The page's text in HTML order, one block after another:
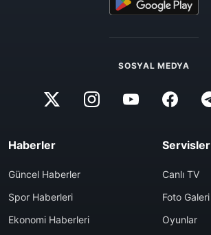
SOSYAL MEDYA
Haberler
Güncel Haberler
Spor Haberleri
Ekonomi Haberleri
Servisler
Canlı TV
Foto Galeri
Oyunlar